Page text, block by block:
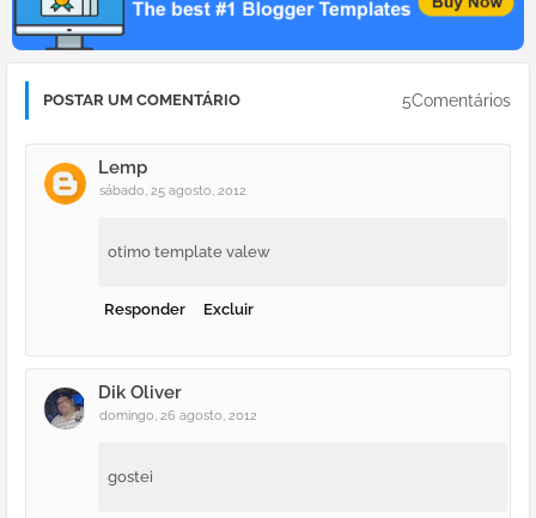
POSTAR UM COMENTÁRIO 5Comentários
Lemp
sábado, 25 agosto, 2012
otimo template valew
Responder Excluir
Dik Oliver
domingo, 26 agosto, 2012
gostei